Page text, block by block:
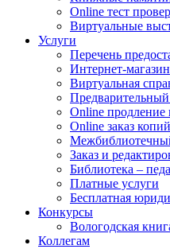
Online тест
Виртуальные
Услуги
Перечень
Интернет-магазин
Виртуальная
Предварительный
Online продление
Online заказ
Заказ и
Библиотека –
Платные услуги
Бесплатная
Конкурсы
Вологодская
Коллегам